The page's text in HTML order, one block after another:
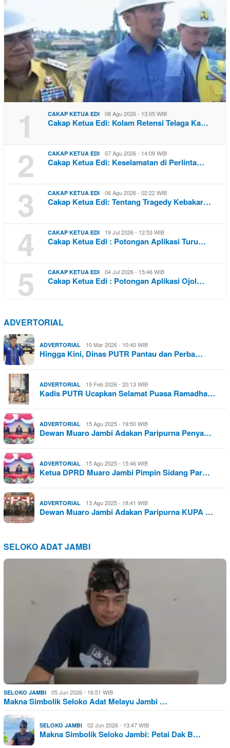
1 CAKAP KETUA EDI 08 Agu 2026 - 13:05 WIB
Cakap Ketua Edi: Kolam Retensi Telaga Ka…
2 CAKAP KETUA EDI 07 Agu 2026 - 14:09 WIB
Cakap Ketua Edi: Keselamatan di Perlinta…
3 CAKAP KETUA EDI 06 Agu 2026 - 02:22 WIB
Cakap Ketua Edi: Tentang Tragedy Kebakar…
4 CAKAP KETUA EDI 19 Jul 2026 - 12:53 WIB
Cakap Ketua Edi : Potongan Aplikasi Turu…
5 CAKAP KETUA EDI 04 Jul 2026 - 15:46 WIB
Cakap Ketua Edi : Potongan Aplikasi Ojol…
ADVERTORIAL
ADVERTORIAL 10 Mar 2026 - 10:40 WIB
Hingga Kini, Dinas PUTR Pantau dan Perba…
ADVERTORIAL 19 Feb 2026 - 20:13 WIB
Kadis PUTR Ucapkan Selamat Puasa Ramadha…
ADVERTORIAL 15 Agu 2025 - 19:50 WIB
Dewan Muaro Jambi Adakan Paripurna Penya…
ADVERTORIAL 15 Agu 2025 - 15:46 WIB
Ketua DPRD Muaro Jambi Pimpin Sidang Par…
ADVERTORIAL 13 Agu 2025 - 18:41 WIB
Dewan Muaro Jambi Adakan Paripurna KUPA …
SELOKO ADAT JAMBI
SELOKO JAMBI 05 Jun 2026 - 16:51 WIB
Makna Simbolik Seloko Adat Melayu Jambi …
SELOKO JAMBI 02 Jun 2026 - 13:47 WIB
Makna Simbolik Seloko Jambi: Petai Dak B…